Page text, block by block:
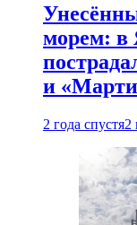
морем: в
и
2 года спустя2